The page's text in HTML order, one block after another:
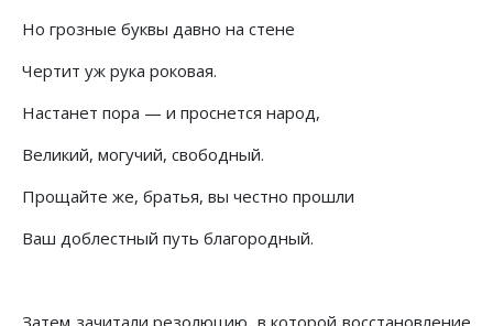
Но грозные буквы давно на стене
Чертит уж рука роковая.
Настанет пора — и проснется народ,
Великий, могучий, свободный.
Прощайте же, братья, вы честно прошли
Ваш доблестный путь благородный.